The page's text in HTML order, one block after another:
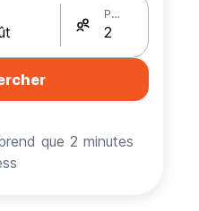
Personnes
que 2 minutes